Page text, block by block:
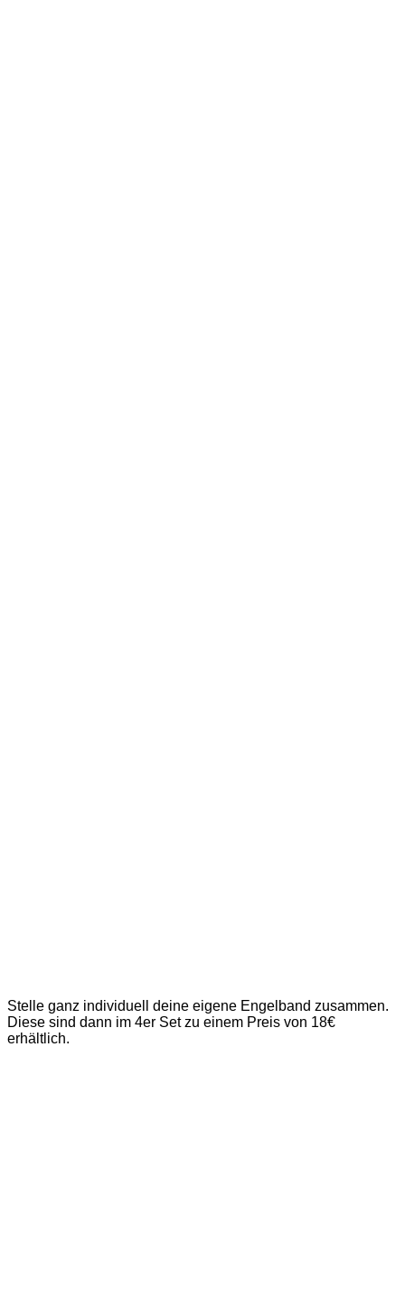
Stelle ganz individuell deine eigene Engelband zusammen.
Diese sind dann im 4er Set zu einem Preis von 18€
erhältlich.